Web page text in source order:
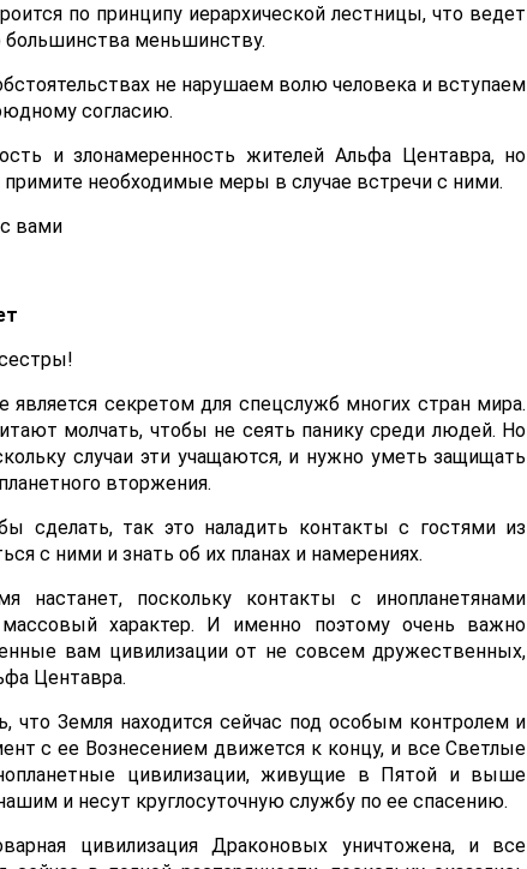
по принципу иерархической лестницы, что ведет
меньшинству.
не нарушаем волю человека и вступаем
согласию.
и злонамеренность жителей Альфа Центавра, но
необходимые меры в случае встречи с ними.
вами
секретом для спецслужб многих стран мира.
молчать, чтобы не сеять панику среди людей. Но
случаи эти учащаются, и нужно уметь защищать
вторжения.
сделать, так это наладить контакты с гостями из
с ними и знать об их планах и намерениях.
поскольку контакты с инопланетянами
характер. И именно поэтому очень важно
вам цивилизации от не совсем дружественных,
Центавра.
что Земля находится сейчас под особым контролем и
с ее Вознесением движется к концу, и все Светлые
цивилизации, живущие в Пятой и выше
и несут круглосуточную службу по ее спасению.
цивилизация Драконовых уничтожена, и все